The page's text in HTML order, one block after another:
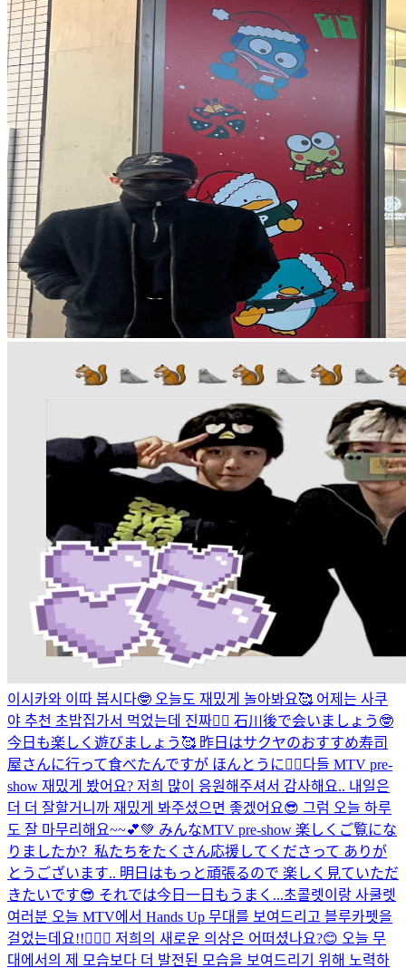
이시카와 이따 봅시다🤓 오늘도 재밌게 놀아봐요🥰 어제는 사쿠
야 추천 초밥집가서 먹었는데 진짜👍🏻 石川後で会いましょう🤓
今日も楽しく遊びましょう🥰 昨日はサクヤのおすすめ寿司
屋さんに行って食べたんですが ほんとうに👍🏻다들 MTV pre-
show 재밌게 봤어요? 저희 많이 응원해주셔서 감사해요.. 내일은
더 더 잘할거니까 재밌게 봐주셨으면 좋겠어요😎 그럼 오늘 하루
도 잘 마무리해요~~💕💚 みんなMTV pre-show 楽しくご覧にな
りましたか？私たちをたくさん応援してくださって ありが
とうございます.. 明日はもっと頑張るので 楽しく見ていただ
きたいです😎 それでは今日一日もうまく...초콜렛이랑 사쿨렛
여러분 오늘 MTV에서 Hands Up 무대를 보여드리고 블루카펫을
걸었는데요!!🙋🏻‍♂️ 저희의 새로운 의상은 어떠셨나요?😊 오늘 무
대에서의 제 모습보다 더 발전된 모습을 보여드리기 위해 노력하